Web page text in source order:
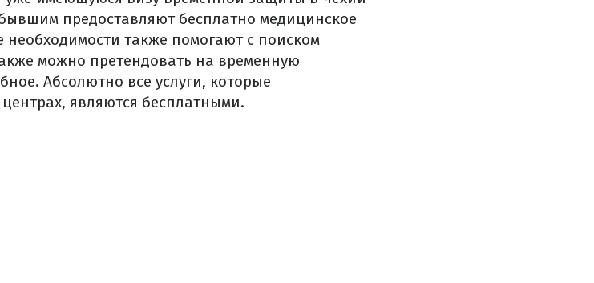
предоставляют бесплатно медицинское
необходимости также помогают с поиском
можно претендовать на временную
Абсолютно все услуги, которые
являются бесплатными.